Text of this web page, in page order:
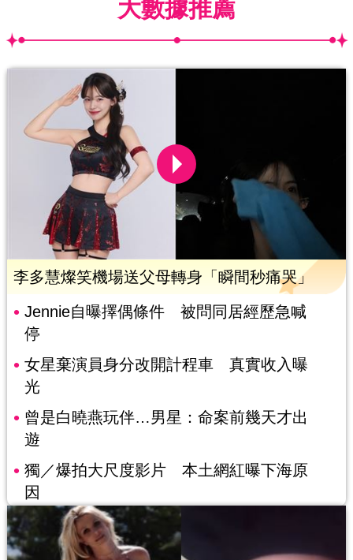
大數據推薦
李多慧燦笑機場送父母轉身「瞬間秒痛哭」
Jennie自曝擇偶條件 被問同居經歷急喊
停
女星棄演員身分改開計程車 真實收入曝
光
曾是白曉燕玩伴…男星：命案前幾天才出
遊
獨／爆拍大尺度影片 本土網紅曝下海原
因